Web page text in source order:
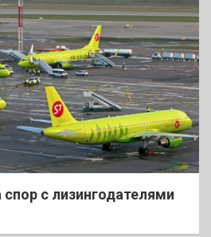
спор с лизингодателями